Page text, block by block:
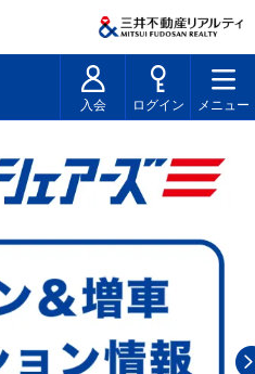
入会 ログイン メニュー